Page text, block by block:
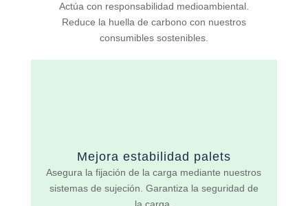
Actúa con responsabilidad medioambiental.
Reduce la huella de carbono con nuestros
consumibles sostenibles.
Mejora estabilidad palets
Asegura la fijación de la carga mediante nuestros
sistemas de sujeción. Garantiza la seguridad de
la carga.